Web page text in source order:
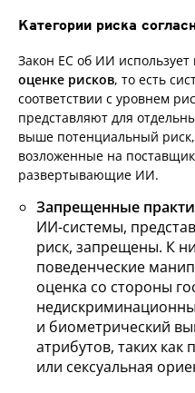
Категории риска
Закон ЕС об ИИ использует
оценке рисков, то есть
соответствии с уровнем
представляют для
выше потенциальный риск,
возложенные на
развертывающие ИИ.
Запрещенные
ИИ-системы,
риск, запрещены. К
поведенческие
оценка со стороны
и биометрический
атрибутов, таких как
или сексуальная